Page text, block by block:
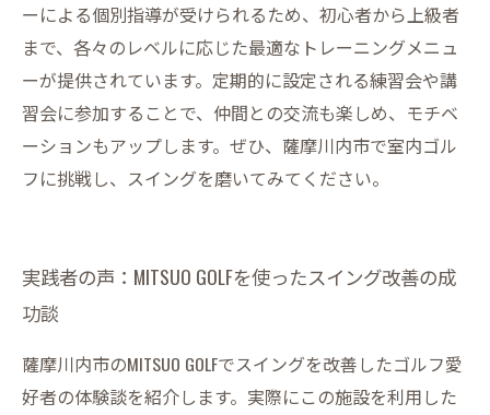
ーによる個別指導が受けられるため、初心者から上級者
まで、各々のレベルに応じた最適なトレーニングメニュ
ーが提供されています。定期的に設定される練習会や講
習会に参加することで、仲間との交流も楽しめ、モチベ
ーションもアップします。ぜひ、薩摩川内市で室内ゴル
フに挑戦し、スイングを磨いてみてください。
実践者の声：MITSUO GOLFを使ったスイング改善の成
功談
薩摩川内市のMITSUO GOLFでスイングを改善したゴルフ愛
好者の体験談を紹介します。実際にこの施設を利用した